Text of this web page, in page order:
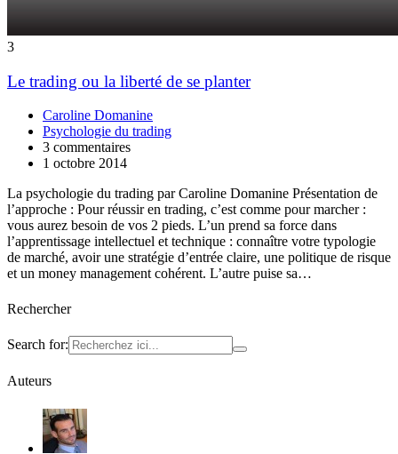
3
Le trading ou la liberté de se planter
Caroline Domanine
Psychologie du trading
3 commentaires
1 octobre 2014
La psychologie du trading par Caroline Domanine Présentation de
l’approche : Pour réussir en trading, c’est comme pour marcher :
vous aurez besoin de vos 2 pieds. L’un prend sa force dans
l’apprentissage intellectuel et technique : connaître votre typologie
de marché, avoir une stratégie d’entrée claire, une politique de risque
et un money management cohérent. L’autre puise sa…
Rechercher
Search for:
Auteurs